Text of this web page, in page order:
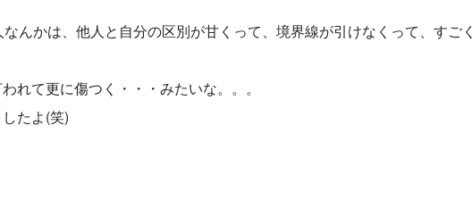
んかは、他人と自分の区別が甘くって、境界線が引けなくって、すごく
れて更に傷つく・・・みたいな。。。
たよ(笑)